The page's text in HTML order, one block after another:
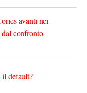
avanti nei
dal confronto
il default?